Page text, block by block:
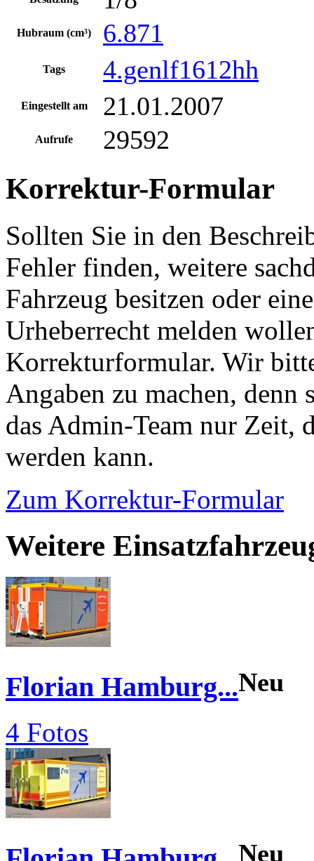
Hubraum (cm³) 6.871
Tags 4.genlf1612hh
Eingestellt am 21.01.2007
Aufrufe 29592
Korrektur-Formular
Sollten Sie in den
Fehler finden, weitere
Fahrzeug besitzen oder
Urheberrecht melden
Korrekturformular. Wir
Angaben zu machen,
das Admin-Team nur Zeit,
werden kann.
Zum Korrektur-Formular
Weitere
Florian Hamburg...Neu
4 Fotos
Neu